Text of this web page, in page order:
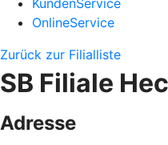
KundenService
OnlineService
Zurück zur Filialliste
SB Filiale
Adresse